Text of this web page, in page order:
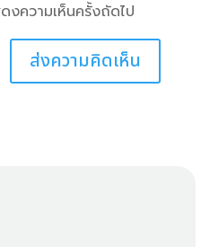
งความเห็นครั้งถัดไป